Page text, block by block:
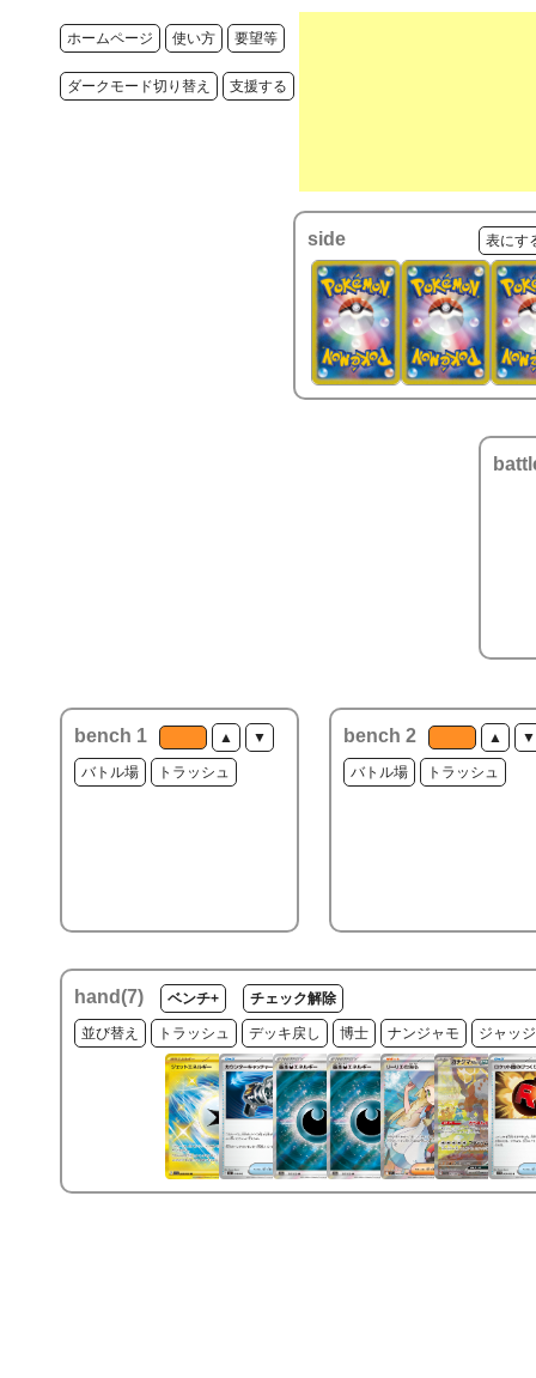
ホームページ 使い方 要望等
ダークモード切り替え 支援する
side 表にす
bench 1 ▲ ▼
バトル場 トラッシュ
bench 2 ▲ ▼
バトル場 トラッシュ
hand(7) ベンチ+ チェック解除
並び替え トラッシュ デッキ戻し 博士 ナンジャモ ジャッ